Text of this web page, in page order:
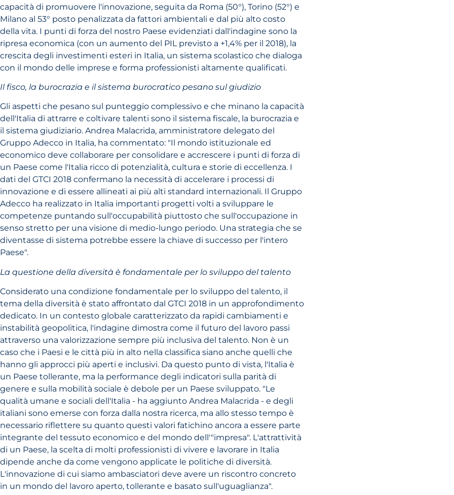
capacità di promuovere l'innovazione, seguita da Roma (50°), Torino (52°) e
Milano al 53° posto penalizzata da fattori ambientali e dal più alto costo
della vita. I punti di forza del nostro Paese evidenziati dall'indagine sono la
ripresa economica (con un aumento del PIL previsto a +1,4% per il 2018), la
crescita degli investimenti esteri in Italia, un sistema scolastico che dialoga
con il mondo delle imprese e forma professionisti altamente qualificati.
Il fisco, la burocrazia e il sistema burocratico pesano sul giudizio
Gli aspetti che pesano sul punteggio complessivo e che minano la capacità
dell'Italia di attrarre e coltivare talenti sono il sistema fiscale, la burocrazia e
il sistema giudiziario. Andrea Malacrida, amministratore delegato del
Gruppo Adecco in Italia, ha commentato: "Il mondo istituzionale ed
economico deve collaborare per consolidare e accrescere i punti di forza di
un Paese come l'Italia ricco di potenzialità, cultura e storie di eccellenza. I
dati del GTCI 2018 confermano la necessità di accelerare i processi di
innovazione e di essere allineati ai più alti standard internazionali. Il Gruppo
Adecco ha realizzato in Italia importanti progetti volti a sviluppare le
competenze puntando sull'occupabilità piuttosto che sull'occupazione in
senso stretto per una visione di medio-lungo periodo. Una strategia che se
diventasse di sistema potrebbe essere la chiave di successo per l'intero
Paese".
La questione della diversità è fondamentale per lo sviluppo del talento
Considerato una condizione fondamentale per lo sviluppo del talento, il
tema della diversità è stato affrontato dal GTCI 2018 in un approfondimento
dedicato. In un contesto globale caratterizzato da rapidi cambiamenti e
instabilità geopolitica, l'indagine dimostra come il futuro del lavoro passi
attraverso una valorizzazione sempre più inclusiva del talento. Non è un
caso che i Paesi e le città più in alto nella classifica siano anche quelli che
hanno gli approcci più aperti e inclusivi. Da questo punto di vista, l'Italia è
un Paese tollerante, ma la performance degli indicatori sulla parità di
genere e sulla mobilità sociale è debole per un Paese sviluppato. "Le
qualità umane e sociali dell'Italia - ha aggiunto Andrea Malacrida - e degli
italiani sono emerse con forza dalla nostra ricerca, ma allo stesso tempo è
necessario riflettere su quanto questi valori fatichino ancora a essere parte
integrante del tessuto economico e del mondo dell'"impresa". L'attrattività
di un Paese, la scelta di molti professionisti di vivere e lavorare in Italia
dipende anche da come vengono applicate le politiche di diversità.
L'innovazione di cui siamo ambasciatori deve avere un riscontro concreto
in un mondo del lavoro aperto, tollerante e basato sull'uguaglianza".